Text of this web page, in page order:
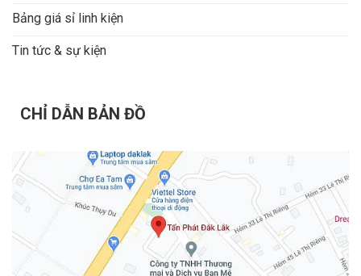
Bảng giá sỉ linh kiện
Tin tức & sự kiện
CHỈ DẪN BẢN ĐỒ